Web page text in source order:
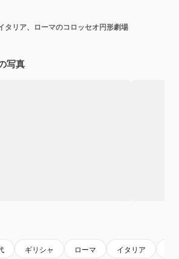
タリア、ローマのコロッセオ円形劇場
写真
ギリシャ ローマ イタリア